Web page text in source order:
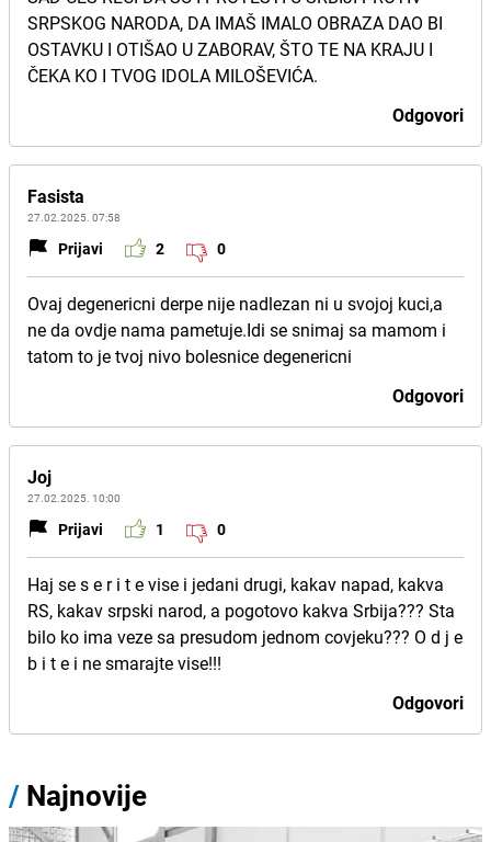
SRPSKOG NARODA, DA IMAŠ IMALO OBRAZA DAO BI
OSTAVKU I OTIŠAO U ZABORAV, ŠTO TE NA KRAJU I
ČEKA KO I TVOG IDOLA MILOŠEVIĆA.
Odgovori
Fasista
27.02.2025. 07:58
Prijavi 2 0
Ovaj degenericni derpe nije nadlezan ni u svojoj kuci,a
ne da ovdje nama pametuje.Idi se snimaj sa mamom i
tatom to je tvoj nivo bolesnice degenericni
Odgovori
Joj
27.02.2025. 10:00
Prijavi 1 0
Haj se s e r i t e vise i jedani drugi, kakav napad, kakva
RS, kakav srpski narod, a pogotovo kakva Srbija??? Sta
bilo ko ima veze sa presudom jednom covjeku??? O d j e
b i t e i ne smarajte vise!!!
Odgovori
/ Najnovije